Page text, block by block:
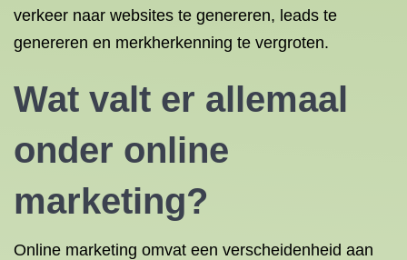
verkeer naar websites te genereren, leads te
genereren en merkherkenning te vergroten.
Wat valt er allemaal
onder online
marketing?
Online marketing omvat een verscheidenheid aan